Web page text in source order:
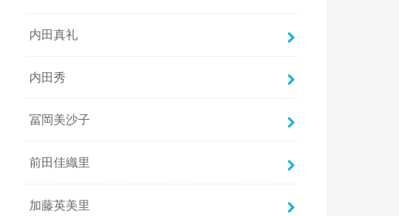
内田真礼
内田秀
冨岡美沙子
前田佳織里
加藤英美里